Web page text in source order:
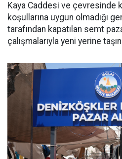
Kaya Caddesi ve çevresinde
koşullarına uygun olmadığı
tarafından kapatılan semt
çalışmalarıyla yeni yerine